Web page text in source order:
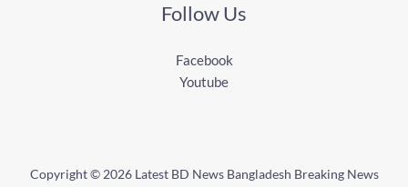
Follow Us
Facebook
Youtube
Copyright © 2026 Latest BD News Bangladesh Breaking News